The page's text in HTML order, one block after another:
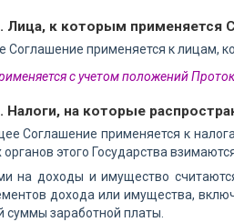
Лица, к которым применяется
Соглашение применяется к лицам,
с учетом положений
Налоги, на которые
Соглашение применяется к
этого Государства
на доходы и имущество
дохода или имущества,
суммы заработной платы.